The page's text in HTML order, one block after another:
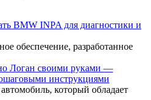
BMW INPA для диагностики и
обеспечение, разработанное
Логан своими руками —
инструкциями
который обладает